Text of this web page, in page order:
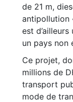
de 21 m,
antipollution
est
un pays non
Ce projet,
millions de
transport
mode de